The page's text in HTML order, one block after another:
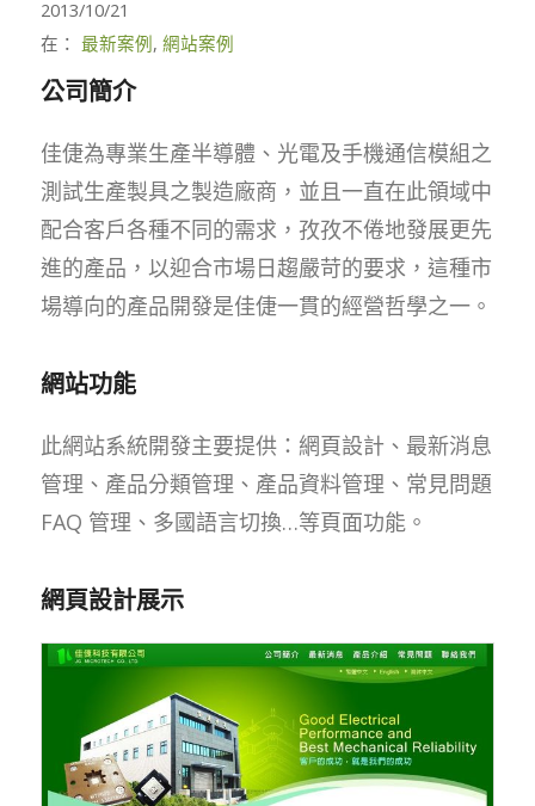
2013/10/21
在： 最新案例, 網站案例
公司簡介
佳倢為專業生產半導體、光電及手機通信模組之
測試生產製具之製造廠商，並且一直在此領域中
配合客戶各種不同的需求，孜孜不倦地發展更先
進的產品，以迎合市場日趨嚴苛的要求，這種市
場導向的產品開發是佳倢一貫的經營哲學之一。
網站功能
此網站系統開發主要提供：網頁設計、最新消息
管理、產品分類管理、產品資料管理、常見問題
FAQ 管理、多國語言切換…等頁面功能。
網頁設計展示